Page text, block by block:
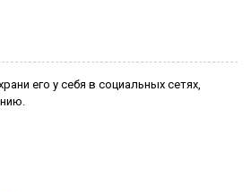
его у себя в социальных сетях,